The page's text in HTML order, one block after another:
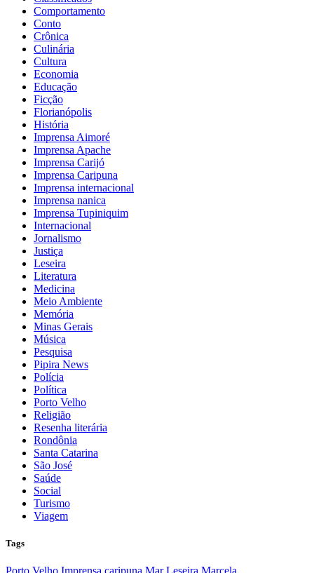
Comportamento
Conto
Crônica
Culinária
Cultura
Economia
Educação
Ficção
Florianópolis
História
Imprensa Aimoré
Imprensa Apache
Imprensa Carijó
Imprensa Caripuna
Imprensa internacional
Imprensa nanica
Imprensa Tupiniquim
Internacional
Jornalismo
Justiça
Leseira
Literatura
Medicina
Meio Ambiente
Memória
Minas Gerais
Música
Pesquisa
Pipira News
Polícia
Política
Porto Velho
Religião
Resenha literária
Rondônia
Santa Catarina
São José
Saúde
Social
Turismo
Viagem
Tags